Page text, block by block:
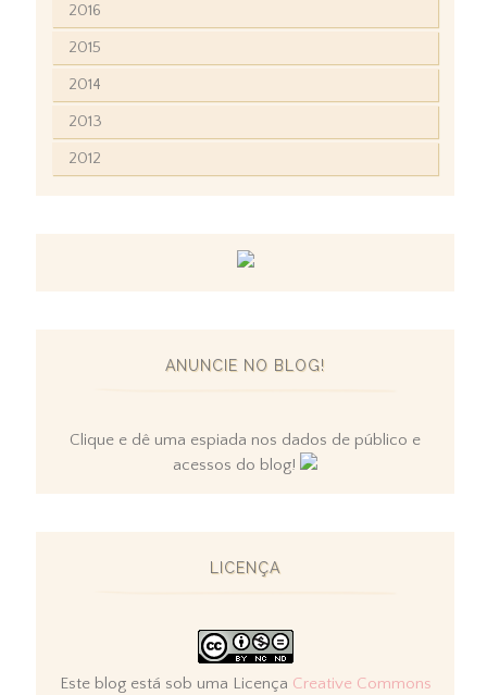
2016
2015
2014
2013
2012
ANUNCIE NO BLOG!
Clique e dê uma espiada nos dados de público e
acessos do blog!
LICENÇA
Este blog está sob uma Licença Creative Commons